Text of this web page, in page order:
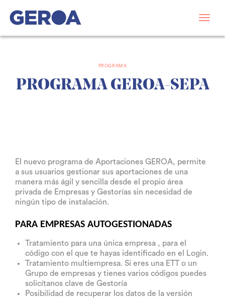
PROGRAMA
PROGRAMA GEROA-SEPA
El nuevo programa de Aportaciones GEROA, permite
a sus usuarios gestionar sus aportaciones de una
manera más ágil y sencilla desde el propio área
privada de Empresas y Gestorías sin necesidad de
ningún tipo de instalación.
PARA EMPRESAS AUTOGESTIONADAS
Tratamiento para una única empresa , para el
código con el que te hayas identificado en el Login.
Tratamiento multiempresa. Si eres una ETT o un
Grupo de empresas y tienes varios códigos puedes
solicítanos clave de Gestoría
Posibilidad de recuperar los datos de la versión